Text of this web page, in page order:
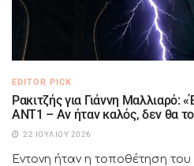
EDITOR PICK
Ρακιτζής για Γιάννη Μαλλιαρό:
ΑΝΤ1 – Αν ήταν καλός, δεν θα
22 ΙΟΥΛΊΟΥ 2026
Έντονη ήταν η τοποθέτηση